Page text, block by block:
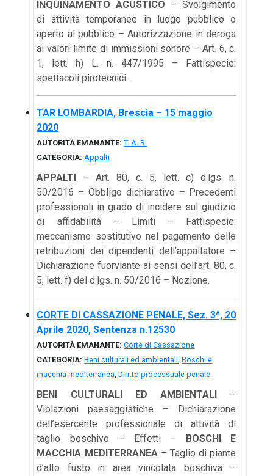
INQUINAMENTO ACUSTICO – Svolgimento
di attività temporanee in luogo pubblico o
aperto al pubblico – Autorizzazione in deroga
ai valori limite di immissioni sonore – Art. 6, c.
1, lett. h) L. n. 447/1995 – Fattispecie:
spettacoli pirotecnici.
TAR LOMBARDIA, Brescia – 15 maggio
2020
AUTORITÀ EMANANTE: T. A. R.
CATEGORIA: Appalti
APPALTI
– Art. 80, c. 5, lett. c) d.lgs. n.
50/2016 – Obbligo dichiarativo – Precedenti
professionali in grado di incidere sul giudizio
di affidabilità – Limiti – Fattispecie:
meccanismo sostitutivo nel pagamento delle
retribuzioni dei dipendenti dell’appaltatore –
Dichiarazione fuorviante ai sensi dell’art. 80, c.
5, lett. f) del d.lgs. n. 50/2016 – Nozione.
CORTE DI CASSAZIONE PENALE, Sez. 3^, 20
Aprile 2020, Sentenza n.12530
AUTORITÀ EMANANTE: Corte di Cassazione
CATEGORIA: Beni culturali ed ambientali,Boschi e
macchia mediterranea,Diritto processuale penale
BENI CULTURALI ED AMBIENTALI
–
Violazioni paesaggistiche – Dichiarazione
dell’esercente professionale di attività di
taglio boschivo – Effetti –
BOSCHI E
MACCHIA MEDITERRANEA– Taglio di piante
d’alto fusto in area vincolata boschiva –